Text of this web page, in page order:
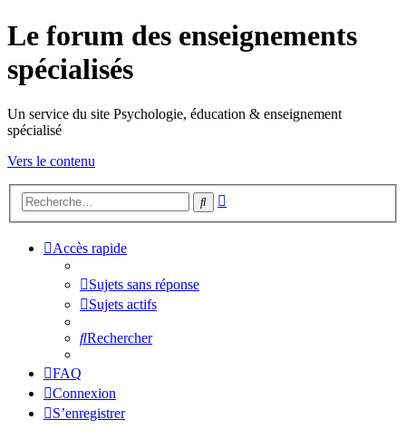
Le forum des enseignements
spécialisés
Un service du site Psychologie, éducation & enseignement
spécialisé
Vers le contenu
Rechercher
Accès rapide
Sujets sans réponse
Sujets actifs
Rechercher
FAQ
Connexion
S’enregistrer